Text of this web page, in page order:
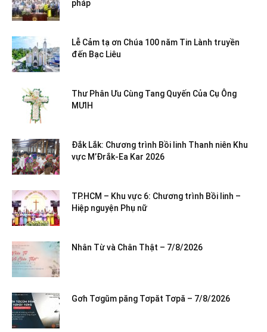
pháp
Lễ Cảm tạ ơn Chúa 100 năm Tin Lành truyền
đến Bạc Liêu
Thư Phân Ưu Cùng Tang Quyến Của Cụ Ông
MƯIH
Đắk Lắk: Chương trình Bồi linh Thanh niên Khu
vực M’Đrắk-Ea Kar 2026
TP.HCM – Khu vực 6: Chương trình Bồi linh –
Hiệp nguyện Phụ nữ
Nhân Từ và Chân Thật – 7/8/2026
Gơh Tơgŭm păng Tơpăt Tơpă – 7/8/2026